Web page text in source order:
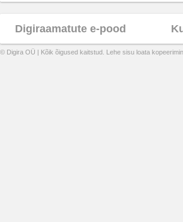
Digiraamatute e-pood
© Digira OÜ | Kõik õigused kaitstud. Lehe sisu loata